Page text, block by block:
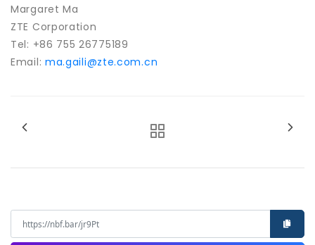
Margaret Ma
ZTE Corporation
Tel: +86 755 26775189
Email: ma.gaili@zte.com.cn